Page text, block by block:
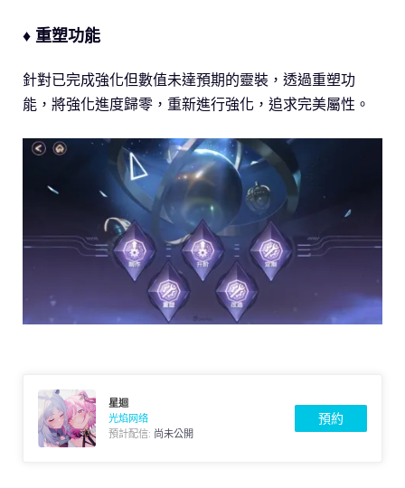
♦ 重塑功能
針對已完成強化但數值未達預期的靈裝，透過重塑功
能，將強化進度歸零，重新進行強化，追求完美屬性。
星迴
光焰网络
預計配信: 尚未公開
預約